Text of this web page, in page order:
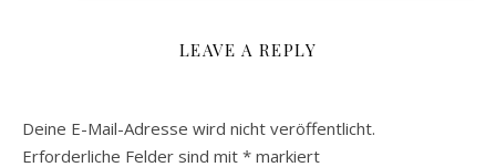
LEAVE A REPLY
Deine E-Mail-Adresse wird nicht veröffentlicht.
Erforderliche Felder sind mit * markiert